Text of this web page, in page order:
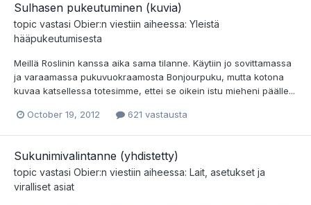
Sulhasen pukeutuminen (kuvia)
topic vastasi Obier:n viestiin aiheessa: Yleistä
hääpukeutumisesta
Meillä Roslinin kanssa aika sama tilanne. Käytiin jo sovittamassa
ja varaamassa pukuvuokraamosta Bonjourpuku, mutta kotona
kuvaa katsellessa totesimme, ettei se oikein istu mieheni päälle...
October 19, 2012 621 vastausta
Sukunimivalintanne (yhdistetty)
topic vastasi Obier:n viestiin aiheessa: Lait, asetukset ja
viralliset asiat